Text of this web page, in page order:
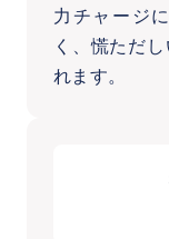
力チャージ
く、慌ただ
れます。